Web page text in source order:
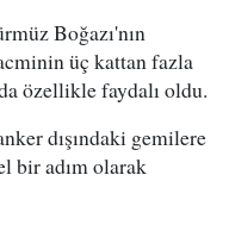
Boğazı'nın
üç kattan fazla
özellikle faydalı oldu.
dışındaki gemilere
bir adım olarak